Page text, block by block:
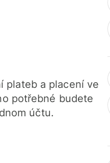
plateb a placení ve
potřebné budete
účtu.